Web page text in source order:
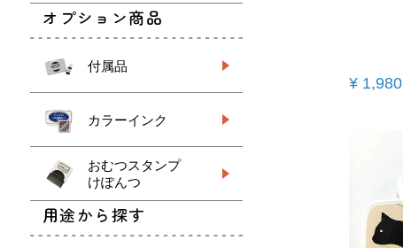
オプション商品
付属品
カラーインク
おむつスタンプ
けぽんつ
用途から探す
¥ 1,980